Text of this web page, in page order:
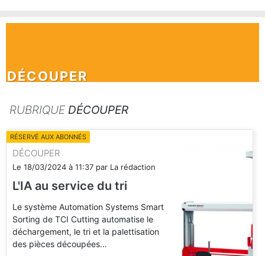
DÉCOUPER
RUBRIQUE DÉCOUPER
RÉSERVÉ AUX ABONNÉS
DÉCOUPER
Le 18/03/2024 à 11:37 par La rédaction
L'IA au service du tri
Le système Automation Systems Smart
Sorting de TCI Cutting automatise le
déchargement, le tri et la palettisation
des pièces découpées…